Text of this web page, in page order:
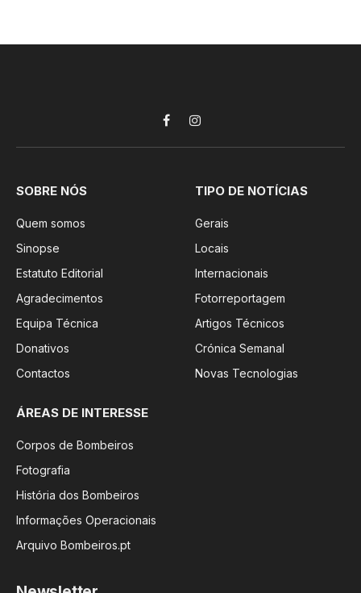
FacebookInstagram
SOBRE NÓS
Quem somos
Sinopse
Estatuto Editorial
Agradecimentos
Equipa Técnica
Donativos
Contactos
TIPO DE NOTÍCIAS
Gerais
Locais
Internacionais
Fotorreportagem
Artigos Técnicos
Crónica Semanal
Novas Tecnologias
ÁREAS DE INTERESSE
Corpos de Bombeiros
Fotografia
História dos Bombeiros
Informações Operacionais
Arquivo Bombeiros.pt